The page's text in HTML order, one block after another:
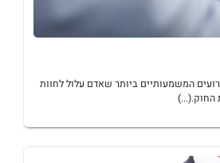
המשמעותיים ביותר שאדם עלול לחוות